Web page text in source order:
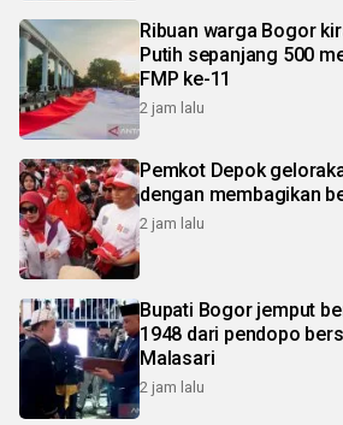
Ribuan warga Bogor
Putih sepanjang 500
FMP ke-11
2 jam lalu
Pemkot Depok
dengan membagikan
2 jam lalu
Bupati Bogor jemput
1948 dari pendopo
Malasari
2 jam lalu